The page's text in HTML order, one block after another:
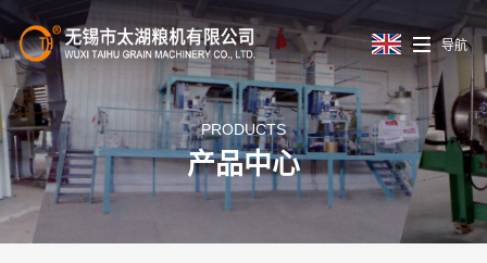
导航
PRODUCTS
产品中心